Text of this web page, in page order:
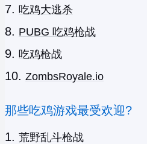
吃鸡大逃杀
PUBG 吃鸡枪战
吃鸡枪战
ZombsRoyale.io
那些吃鸡游戏最受欢迎?
荒野乱斗枪战